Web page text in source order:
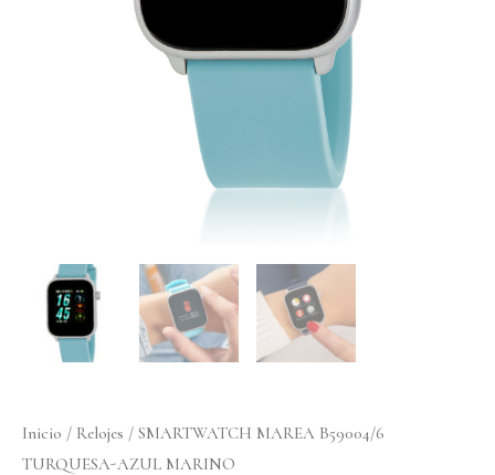
Inicio / Relojes / SMARTWATCH MAREA B59004/6
TURQUESA-AZUL MARINO